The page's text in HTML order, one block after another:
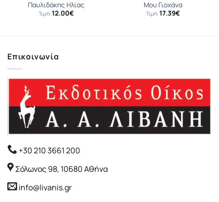
Παυλιδάκης Ηλίας
Τιμή: 12.00€
Μου Γιοχάνα
Τιμή: 17.39€
Επικοινωνία
+30 210 3661 200
Σόλωνος 98, 10680 Αθήνα
info@livanis.gr